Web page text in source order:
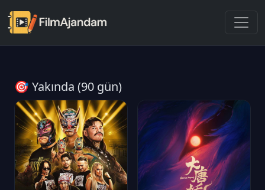
🎯 Yakında (90 gün)